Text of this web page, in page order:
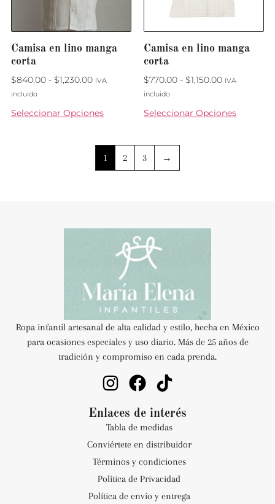
Camisa en lino manga
corta
$840.00 - $1,230.00 IVA
incluido
Seleccionar Opciones
Camisa en lino manga
corta
$770.00 - $1,150.00 IVA
incluido
Seleccionar Opciones
1 2 3 →
Ropa infantil artesanal de alta calidad y estilo, hecha en México
para ocasiones especiales y uso diario. Más de 25 años de
tradición y compromiso en cada prenda.
Enlaces de interés
Tabla de medidas
Conviértete en distribuidor
Términos y condiciones
Política de Privacidad
Política de envío y entrega